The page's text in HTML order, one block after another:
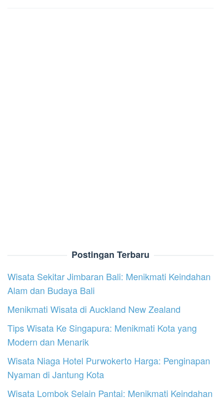
Postingan Terbaru
Wisata Sekitar Jimbaran Bali: Menikmati Keindahan
Alam dan Budaya Bali
Menikmati Wisata di Auckland New Zealand
Tips Wisata Ke Singapura: Menikmati Kota yang
Modern dan Menarik
Wisata Niaga Hotel Purwokerto Harga: Penginapan
Nyaman di Jantung Kota
Wisata Lombok Selain Pantai: Menikmati Keindahan